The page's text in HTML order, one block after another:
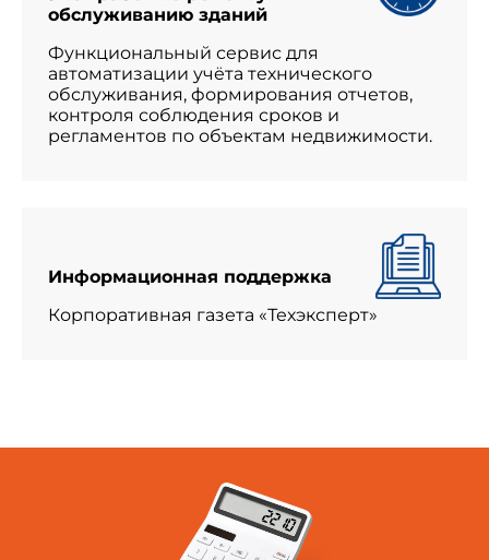
обслуживанию зданий
Функциональный сервис для
автоматизации учёта технического
обслуживания, формирования отчетов,
контроля соблюдения сроков и
регламентов по объектам недвижимости.
Информационная поддержка
Корпоративная газета «Техэксперт»